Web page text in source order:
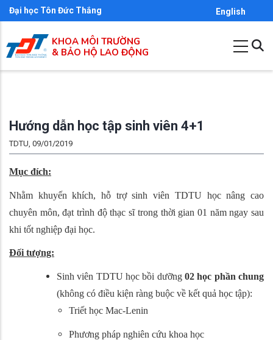
Nhảy
đến
nội
dung
Đại học Tôn Đức Thắng English
KHOA MÔI TRƯỜNG
& BẢO HỘ LAO ĐỘNG
Hướng dẫn học tập sinh viên 4+1
TDTU, 09/01/2019
Mục đích:
Nhằm khuyến khích, hỗ trợ sinh viên TDTU học nâng cao
chuyên môn, đạt trình độ thạc sĩ trong thời gian 01 năm ngay sau
khi tốt nghiệp đại học.
Đối tượng:
Sinh viên TDTU học bồi dưỡng 02 học phần chung
(không có điều kiện ràng buộc về kết quả học tập):
Triết học Mac-Lenin
Phương pháp nghiên cứu khoa học